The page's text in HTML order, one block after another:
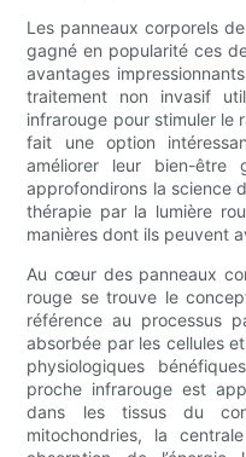
Les panneaux corporels
gagné en popularité ces
avantages
traitement non invasif
infrarouge pour stimuler le
fait une option
améliorer leur bien-être
approfondirons la science
thérapie par la lumière
manières dont ils peuvent
Au cœur des panneaux
rouge se trouve le
référence au processus
absorbée par les cellules
physiologiques
proche infrarouge est
dans les tissus du
mitochondries, la